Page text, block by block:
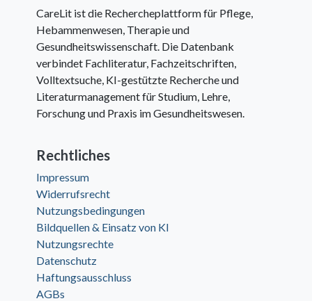
CareLit ist die Rechercheplattform für Pflege,
Hebammenwesen, Therapie und
Gesundheitswissenschaft. Die Datenbank
verbindet Fachliteratur, Fachzeitschriften,
Volltextsuche, KI-gestützte Recherche und
Literaturmanagement für Studium, Lehre,
Forschung und Praxis im Gesundheitswesen.
Rechtliches
Impressum
Widerrufsrecht
Nutzungsbedingungen
Bildquellen & Einsatz von KI
Nutzungsrechte
Datenschutz
Haftungsausschluss
AGBs